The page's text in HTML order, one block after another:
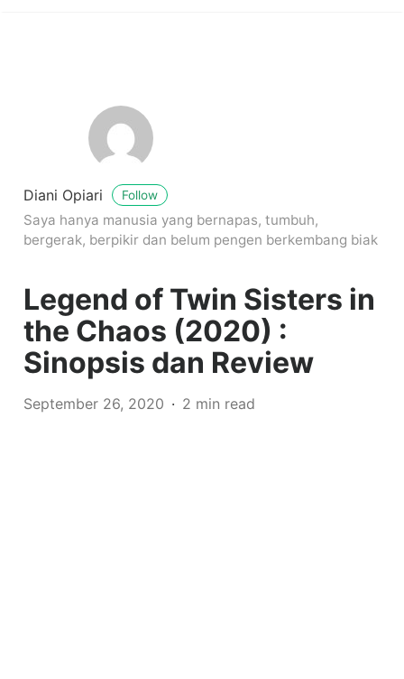
Diani Opiari Follow
Saya hanya manusia yang bernapas, tumbuh,
bergerak, berpikir dan belum pengen berkembang biak
Legend of Twin Sisters in
the Chaos (2020) :
Sinopsis dan Review
September 26, 2020 2 min read